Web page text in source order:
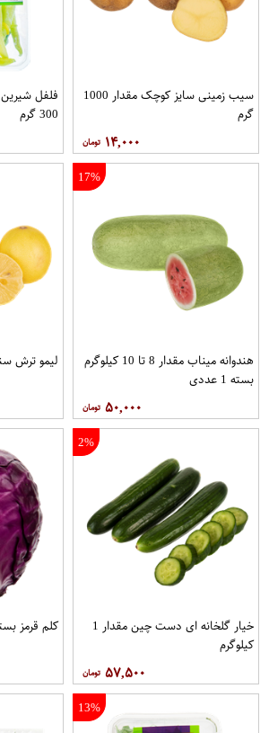
سیب زمینی سایز کوچک مقدار 1000
گرم
۱۴,۰۰۰
فلفل شیرین
300 گرم
17%
هندوانه میناب مقدار 8 تا 10 کیلوگرم
بسته 1 عددی
۵۰,۰۰۰
لیمو ترش سنگی
2%
خیار گلخانه ای دست چین مقدار 1
کیلوگرم
۵۷,۵۰۰
کلم قرمز بسته 1
13%